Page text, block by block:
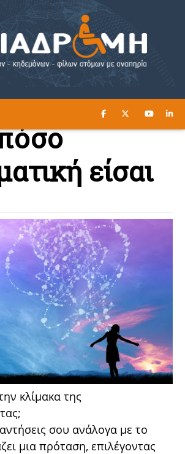
ΔΙΑΒΑΣΤΕ ΕΔΩ ►
είσαι
κλίμακα της
σου ανάλογα με το
μια πρόταση, επιλέγοντας